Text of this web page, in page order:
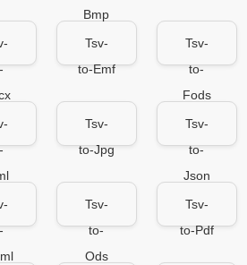
Bmp
Tsv-
to-Emf
Tsv-
to-
Fods
Tsv-
to-Jpg
Tsv-
to-
Json
Tsv-
to-
Ods
Tsv-
to-Pdf